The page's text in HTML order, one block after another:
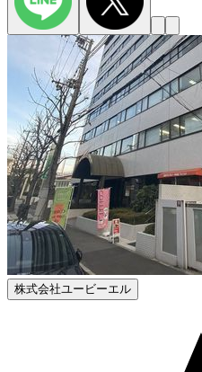
株式会社ユービーエル